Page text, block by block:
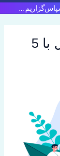
چرخش شغل: راهنمای کامل با 5